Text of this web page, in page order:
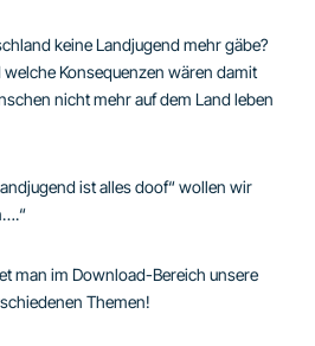
keine Landjugend mehr gäbe?
Konsequenzen wären damit
nicht mehr auf dem Land leben
ist alles doof“ wollen wir
man im Download-Bereich unsere
Themen!